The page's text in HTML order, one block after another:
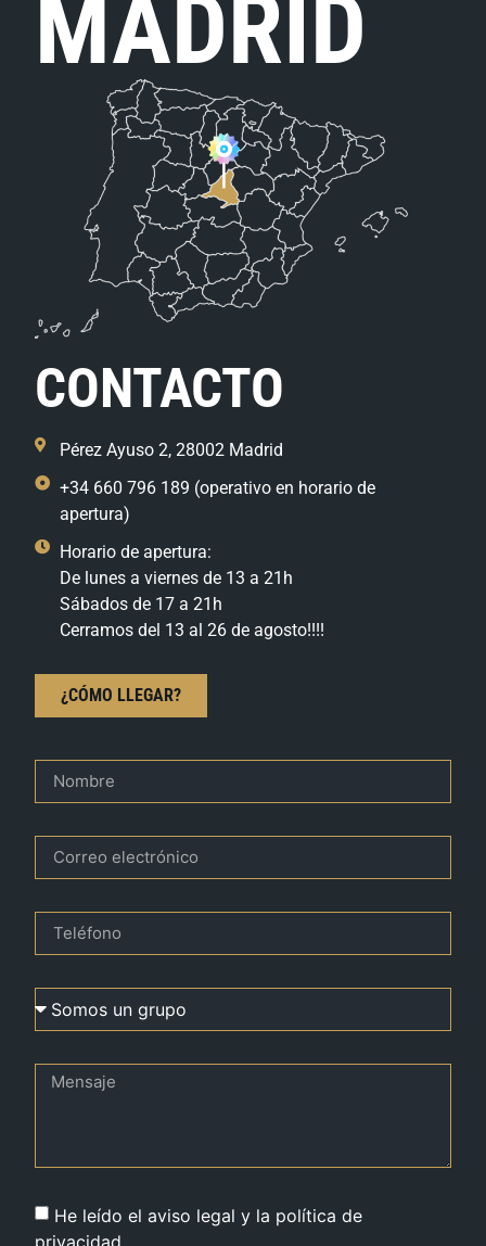
MADRID
CONTACTO
Pérez Ayuso 2, 28002 Madrid
+34 660 796 189 (operativo en horario de
apertura)
Horario de apertura:
De lunes a viernes de 13 a 21h
Sábados de 17 a 21h
Cerramos del 13 al 26 de agosto!!!!
¿CÓMO LLEGAR?
He leído el aviso legal y la política de
privacidad